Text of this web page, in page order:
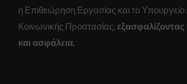
η Επιθεώρηση Εργασίας και το
Κοινωνικής Προστασίας,
και ασφάλεια.
του